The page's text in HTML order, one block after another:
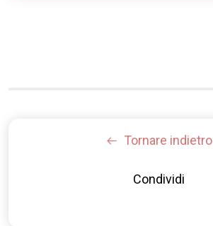
Tornare indietro
Condividi